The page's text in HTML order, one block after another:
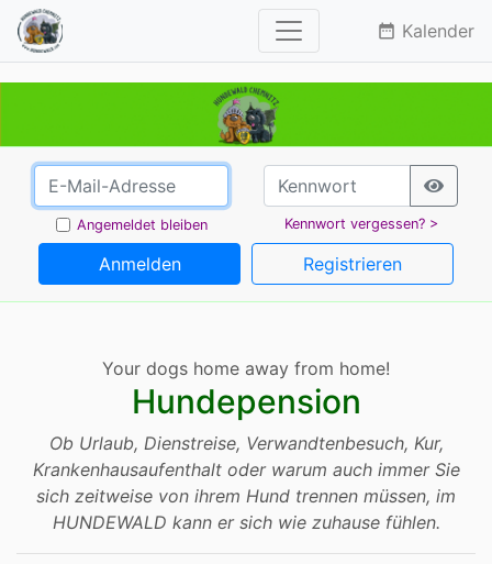
date_range Kalender
Angemeldet bleiben Kennwort vergessen? >
Anmelden Registrieren
Your dogs home away from home!
Hundepension
Ob Urlaub, Dienstreise, Verwandtenbesuch, Kur,
Krankenhausaufenthalt oder warum auch immer Sie
sich zeitweise von ihrem Hund trennen müssen, im
HUNDEWALD kann er sich wie zuhause fühlen.